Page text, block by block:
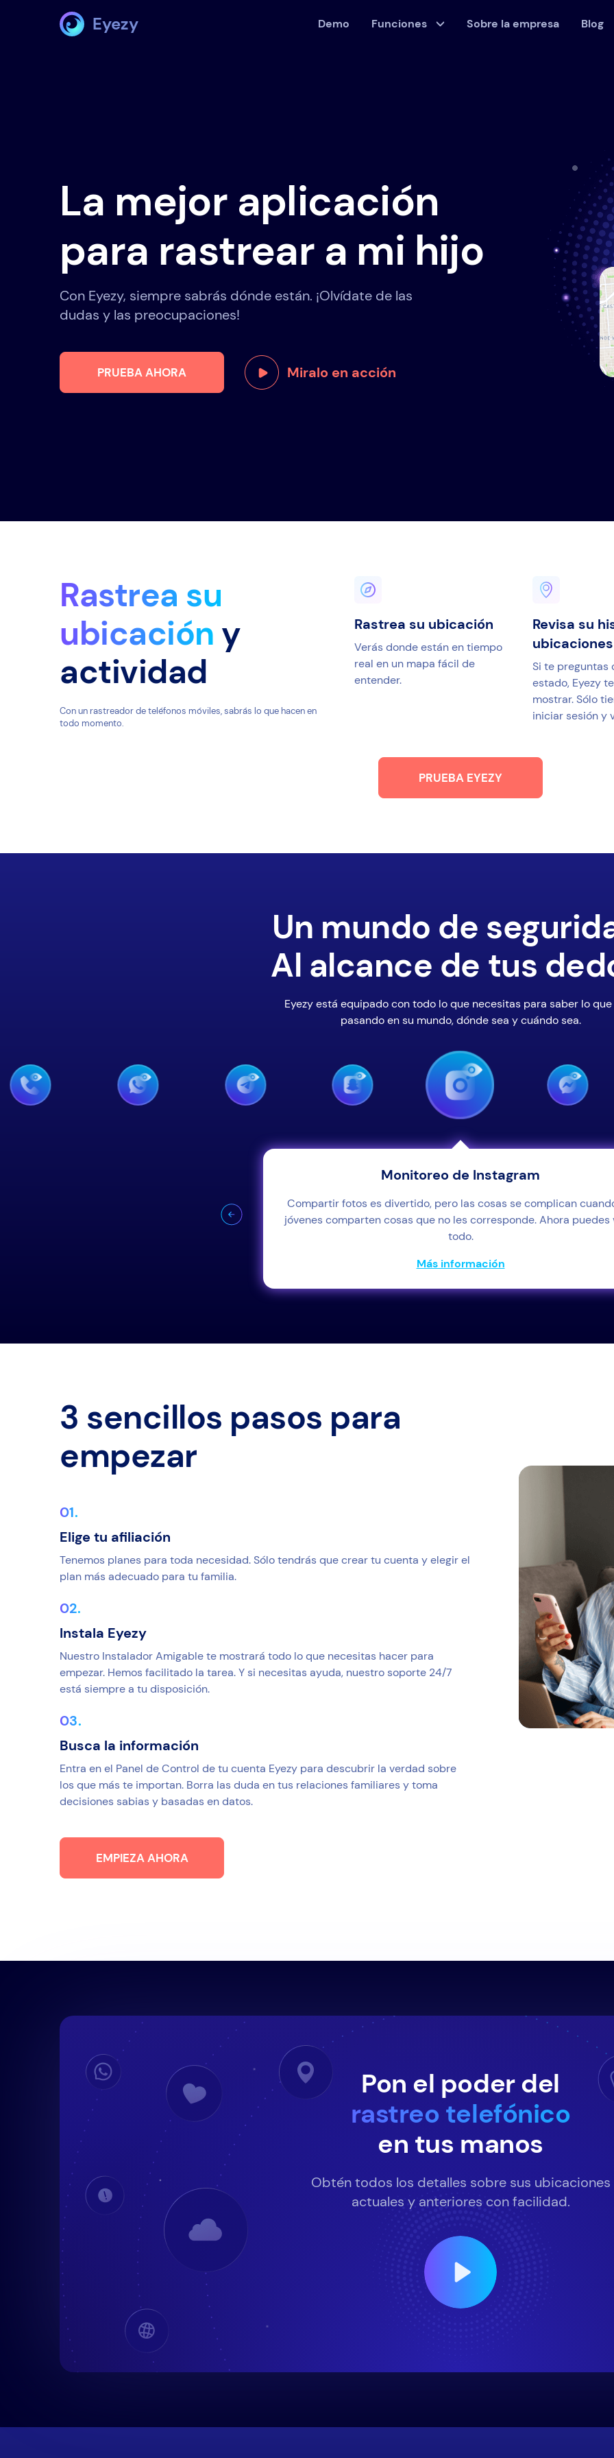
Eyezy Demo Funciones Sobre la empresa Blog
La mejor aplicación
para rastrear a mi hijo
Con Eyezy, siempre sabrás dónde están. ¡Olvídate de las
dudas y las preocupaciones!
PRUEBA AHORA Miralo en acción
Rastrea su
ubicación y
actividad
Con un rastreador de teléfonos móviles, sabrás lo que hacen en
todo momento.
Rastrea su ubicación
Verás donde están en tiempo
real en un mapa fácil de
entender.
Revisa su
ubicaciones
Si te preguntas
estado, Eyezy
mostrar. Sólo
iniciar sesión y
PRUEBA EYEZY
Un mundo de
Al alcance de tus
Eyezy está equipado con todo lo que necesitas para saber lo
pasando en su mundo, dónde sea y cuándo sea.
Monitoreo de Instagram
Compartir fotos es divertido, pero las cosas se complican
jóvenes comparten cosas que no les corresponde. Ahora puedes
todo.
Más información
3 sencillos pasos para
empezar
Elige tu afiliación
Tenemos planes para toda necesidad. Sólo tendrás que crear tu cuenta y elegir el
plan más adecuado para tu familia.
Instala Eyezy
Nuestro Instalador Amigable te mostrará todo lo que necesitas hacer para
empezar. Hemos facilitado la tarea. Y si necesitas ayuda, nuestro soporte 24/7
está siempre a tu disposición.
Busca la información
Entra en el Panel de Control de tu cuenta Eyezy para descubrir la verdad sobre
los que más te importan. Borra las duda en tus relaciones familiares y toma
decisiones sabias y basadas en datos.
EMPIEZA AHORA
Pon el poder del
rastreo telefónico
en tus manos
Obtén todos los detalles sobre sus ubicaciones
actuales y anteriores con facilidad.